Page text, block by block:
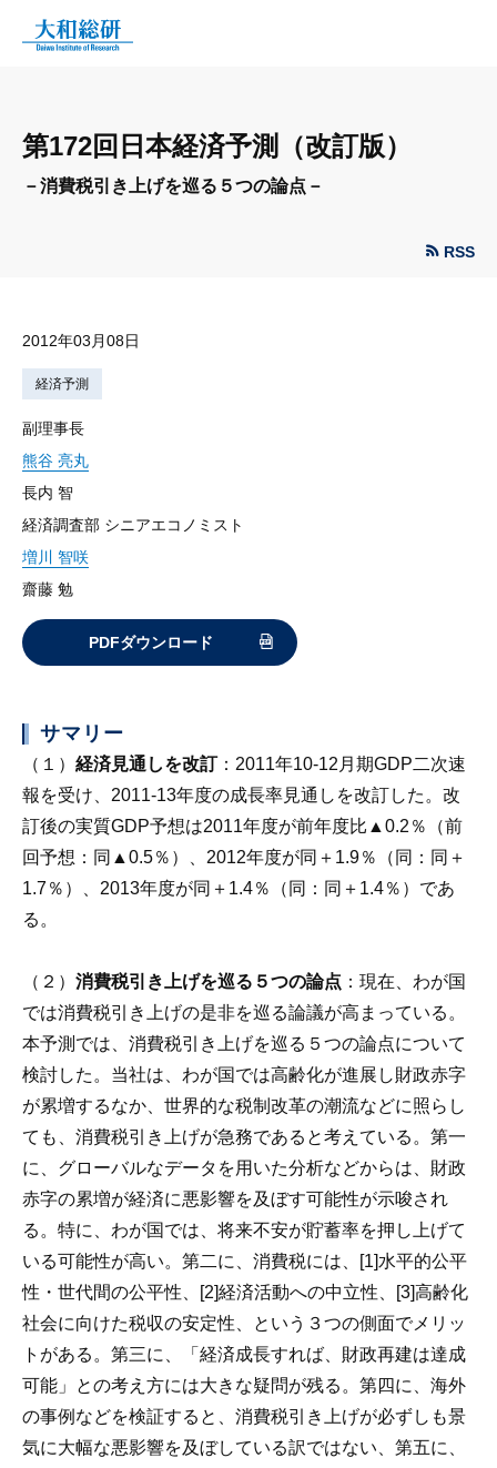
第172回日本経済予測（改訂版）
－消費税引き上げを巡る５つの論点－
RSS
2012年03月08日
経済予測
副理事長
熊谷 亮丸
長内 智
経済調査部 シニアエコノミスト
増川 智咲
齋藤 勉
PDFダウンロード
サマリー
（１） 経済見通しを改訂：2011年10-12月期GDP二次速
報を受け、2011-13年度の成長率見通しを改訂した。改
訂後の実質GDP予想は2011年度が前年度比▲0.2％（前
回予想：同▲0.5％）、2012年度が同＋1.9％（同：同＋
1.7％）、2013年度が同＋1.4％（同：同＋1.4％）であ
る。
（２） 消費税引き上げを巡る５つの論点 ：現在、わが国
では消費税引き上げの是非を巡る論議が高まっている。
本予測では、消費税引き上げを巡る５つの論点について
検討した。 当社は、わが国では高齢化が進展し財政赤字
が累増するなか、世界的な税制改革の潮流などに照らし
ても、消費税引き上げが急務であると考えている。第一
に、グローバルなデータを用いた分析などからは、財政
赤字の累増が経済に悪影響を及ぼす可能性が示唆され
る。特に、わが国では、将来不安が貯蓄率を押し上げて
いる可能性が高い。第二に、消費税には、[1]水平的公平
性・世代間の公平性、[2]経済活動への中立性、[3]高齢化
社会に向けた税収の安定性、という３つの側面でメリッ
トがある。第三に、「経済成長すれば、財政再建は達成
可能」との考え方には大きな疑問が残る。第四に、海外
の事例などを検証すると、消費税引き上げが必ずしも景
気に大幅な悪影響を及ぼしている訳ではない、第五に、